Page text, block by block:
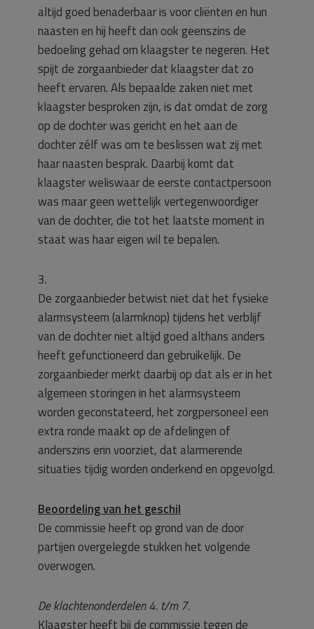
altijd goed benaderbaar is voor cliënten en hun
naasten en hij heeft dan ook geenszins de
bedoeling gehad om klaagster te negeren. Het
spijt de zorgaanbieder dat klaagster dat zo
heeft ervaren. Als bepaalde zaken niet met
klaagster besproken zijn, is dat omdat de zorg
op de dochter was gericht en het aan de
dochter zélf was om te beslissen wat zij met
haar naasten besprak. Daarbij komt dat
klaagster weliswaar de eerste contactpersoon
was maar geen wettelijk vertegenwoordiger
van de dochter, die tot het laatste moment in
staat was haar eigen wil te bepalen.
3.
De zorgaanbieder betwist niet dat het fysieke
alarmsysteem (alarmknop) tijdens het verblijf
van de dochter niet altijd goed althans anders
heeft gefunctioneerd dan gebruikelijk. De
zorgaanbieder merkt daarbij op dat als er in het
algemeen storingen in het alarmsysteem
worden geconstateerd, het zorgpersoneel een
extra ronde maakt op de afdelingen of
anderszins erin voorziet, dat alarmerende
situaties tijdig worden onderkend en opgevolgd.
Beoordeling van het geschil
De commissie heeft op grond van de door
partijen overgelegde stukken het volgende
overwogen.
De klachtenonderdelen 4. t/m 7.
Klaagster heeft bij de commissie tegen de